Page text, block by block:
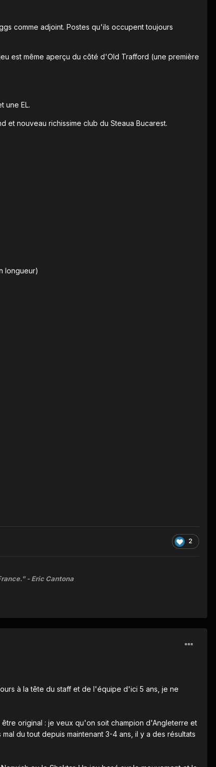
comme adjoint. Postes qu'ils occupent toujours
est même aperçu du côté d'Old Trafford (une première
une EL.
nouveau richissime club du Steaua Bucarest.
longueur)
2
- Eric Cantona
à la tête du staff et de l'équipe d'ici 5 ans, je ne
original : je veux qu'on soit champion d'Angleterre et
du tout depuis maintenant 3-4 ans, il y a des résultats